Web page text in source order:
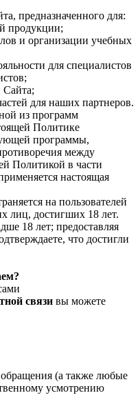
предназначенного для:
продукции;
и организации учебных
для специалистов
Сайта;
для наших партнеров.
из программ
Политике
программы,
между
Политикой в части
настоящая
на пользователей
лиц, достигших 18 лет.
18 лет; предоставляя
что достигли
связи вы можете
(а также любые
усмотрению